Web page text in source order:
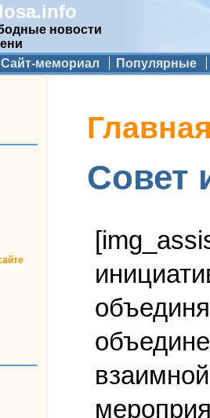
новости
меню
Сайт-мемориал Популярные
Вы здесь
Совет